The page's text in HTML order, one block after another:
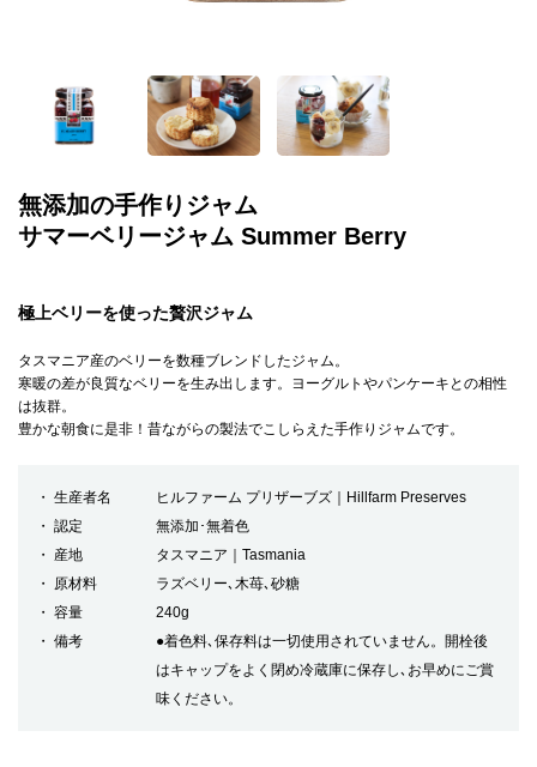
無添加の手作りジャム
サマーベリージャム Summer Berry
極上ベリーを使った贅沢ジャム
タスマニア産のベリーを数種ブレンドしたジャム。
寒暖の差が良質なベリーを生み出します。ヨーグルトやパンケーキとの相性
は抜群。
豊かな朝食に是非！昔ながらの製法でこしらえた手作りジャムです。
生産者名
ヒルファーム プリザーブズ｜Hillfarm Preserves
認定
無添加･無着色
産地
タスマニア｜Tasmania
原材料
ラズベリー､木苺､砂糖
容量
240g
備考
●着色料､保存料は一切使用されていません。開栓後
はキャップをよく閉め冷蔵庫に保存し､お早めにご賞
味ください。